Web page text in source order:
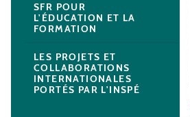
SFR POUR
L'ÉDUCATION ET LA
FORMATION
LES PROJETS ET
COLLABORATIONS
INTERNATIONALES
PORTÉS PAR L'INSPÉ